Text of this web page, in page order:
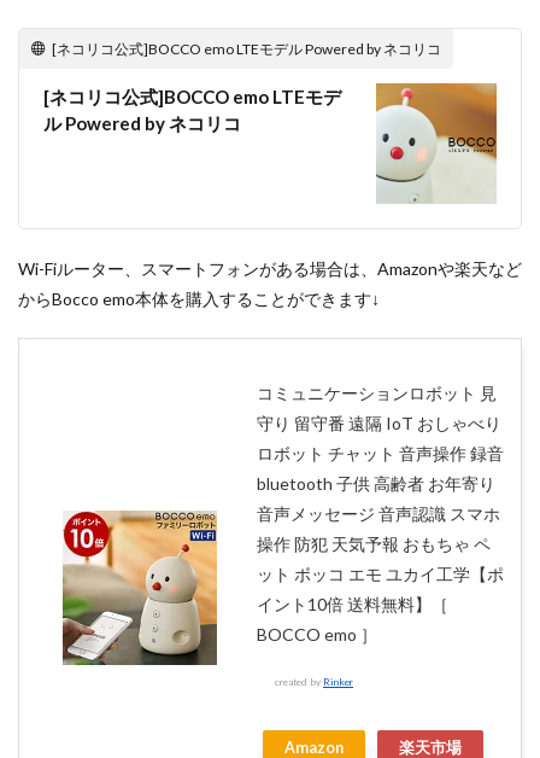
[ネコリコ公式]BOCCO emo LTEモデル Powered by ネコリコ
[ネコリコ公式]BOCCO emo LTEモデ
ル Powered by ネコリコ
Wi-Fiルーター、スマートフォンがある場合は、Amazonや楽天など
からBocco emo本体を購入することができます↓
コミュニケーションロボット 見
守り 留守番 遠隔 IoT おしゃべり
ロボット チャット 音声操作 録音
bluetooth 子供 高齢者 お年寄り
音声メッセージ 音声認識 スマホ
操作 防犯 天気予報 おもちゃ ペ
ット ボッコ エモ ユカイ工学【ポ
イント10倍 送料無料】［
BOCCO emo ］
created by Rinker
Amazon 楽天市場